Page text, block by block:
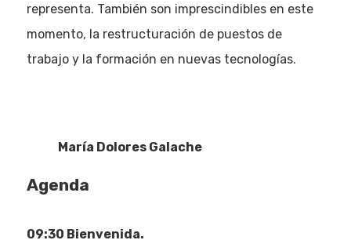
representa. También son imprescindibles en este
momento, la restructuración de puestos de
trabajo y la formación en nuevas tecnologías.
María Dolores Galache
Agenda
09:30 Bienvenida.